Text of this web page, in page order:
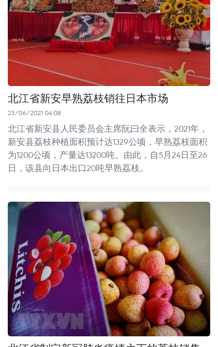
北江省新安早熟荔枝销往日本市场
23/06/2021 04:08
北江省新安县人民委员会主席阮曰全表示，2021年，
新安县荔枝种植面积预计达1329公顷，早熟荔枝面积
为1200公顷，产量达13200吨。由此，自5月24日至26
日，该县向日本出口20吨早熟荔枝。